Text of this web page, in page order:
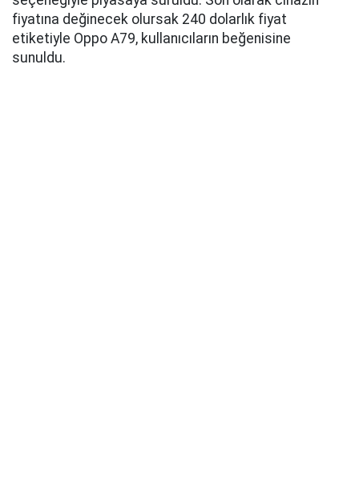
fiyatına değinecek olursak 240 dolarlık fiyat
etiketiyle Oppo A79, kullanıcıların beğenisine
sunuldu.